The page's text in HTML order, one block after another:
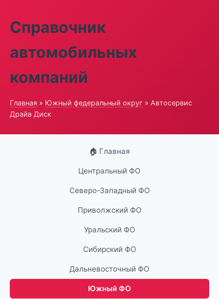
Справочник
автомобильных
компаний
Главная » Южный федеральный округ » Автосервис
Драйв Диск
🏠 Главная
Центральный ФО
Северо-Западный ФО
Приволжский ФО
Уральский ФО
Сибирский ФО
Дальневосточный ФО
Южный ФО